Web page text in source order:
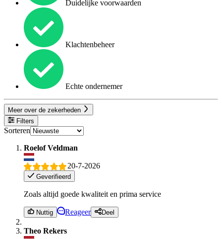
Duidelijke voorwaarden
Klachtenbeheer
Echte ondernemer
Meer over de zekerheden
Filters
Sorteren
Roelof Veldman
20-7-2026
Geverifieerd
Zoals altijd goede kwaliteit en prima service
Nuttig Reageer Deel
Theo Rekers